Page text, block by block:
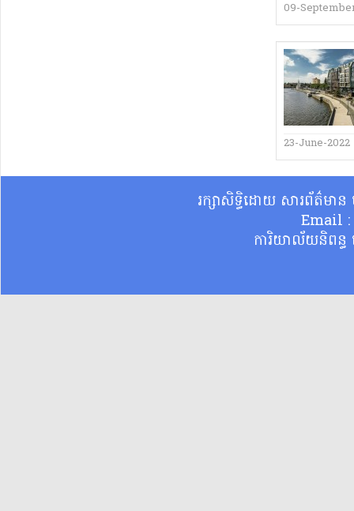
09-
23-June-2022
រក្សាសិទ្ធិដោយ សារព័ត៌មា
Email
ការិយាល័យនិពន្ធ